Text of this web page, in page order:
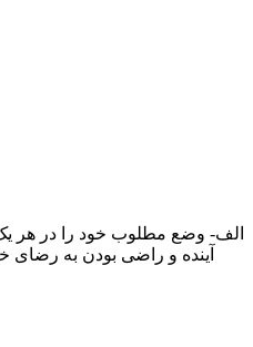
الف- وضع مطلوب خود را در هر یک از
آینده و راضی بودن به رضای